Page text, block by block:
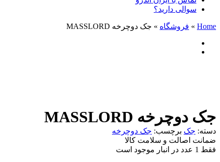
سوالی دارید؟
Home
» فروشگاه » جک دوچرخه MASSLORD
جک دوچرخه MASSLORD
دسته: جک برچسب: جک دوچرخه
ضمانت اصالت و سلامت کالا
فقط 1 عدد در انبار موجود است